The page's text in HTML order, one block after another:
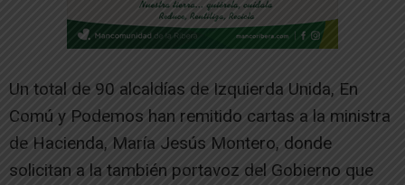
Un total de 90 alcaldías de Izquierda Unida, En
Comú y Podemos han remitido cartas a la ministra
de Hacienda, María Jesús Montero, donde
solicitan a la también portavoz del Gobierno que